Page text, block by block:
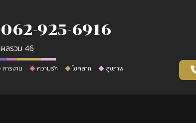
062-925-6916
ผลรวม 46
การงาน ความรัก โชคลาภ สุขภาพ